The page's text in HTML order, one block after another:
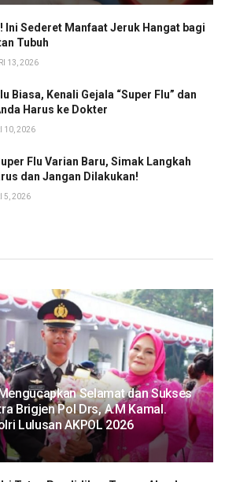
Ini Sederet Manfaat Jeruk Hangat bagi
Tubuh
13, 2026
Biasa, Kenali Gejala “Super Flu” dan
Harus ke Dokter
10, 2026
Flu Varian Baru, Simak Langkah
dan Jangan Dilakukan!
5, 2026
Selamat dan Sukses
Brigjen Pol Drs, A.M Kamal.
Lulusan AKPOL 2026